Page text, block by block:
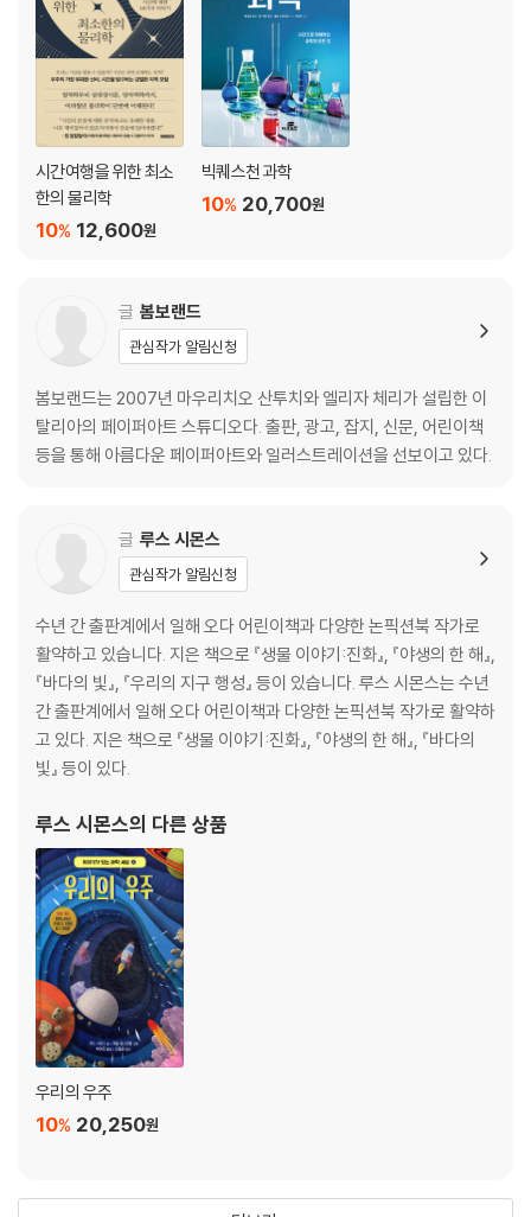
파란색 하늘
무지개 색
멋진 우주쇼, 일식과 월식
자연을 수놓은 빛
천체 망원경
태초의 우주
블랙홀
표준 촉광
팽창하는 우주
물리학이 뭐예요?
뉴턴의 운동 법칙
지구 표면
전기와 자기
원자의 내부
에너지
소리
소리란 무엇일까요?
고주파와 저주파
음의 조화
말하기의 기술
누가 더 시끄러울까요?
평온함과 고요함
음속 장벽 넘기
지진
세상의 소음
우주의 소리
빛과 색
빛이란 무엇일까요?
시간여행을 위한 최소
한의 물리학
12,600원
10%
빅퀘스천 과학
20,700원
10%
글 봄보랜드
관심작가 알림신청
봄보랜드는 2007년 마우리치오 산투치와 엘리자 체리가 설립한 이
탈리아의 페이퍼아트 스튜디오다. 출판, 광고, 잡지, 신문, 어린이책
등을 통해 아름다운 페이퍼아트와 일러스트레이션을 선보이고 있다.
글 루스 시몬스
관심작가 알림신청
수년 간 출판계에서 일해 오다 어린이책과 다양한 논픽션북 작가로
활약하고 있습니다. 지은 책으로 『생물 이야기:진화』, 『야생의 한 해』,
『바다의 빛』, 『우리의 지구 행성』 등이 있습니다. 루스 시몬스는 수년
간 출판계에서 일해 오다 어린이책과 다양한 논픽션북 작가로 활약하
고 있다. 지은 책으로 『생물 이야기:진화』, 『야생의 한 해』, 『바다의
빛』 등이 있다.
루스 시몬스의 다른 상품
우리의 우주
20,250원
10%